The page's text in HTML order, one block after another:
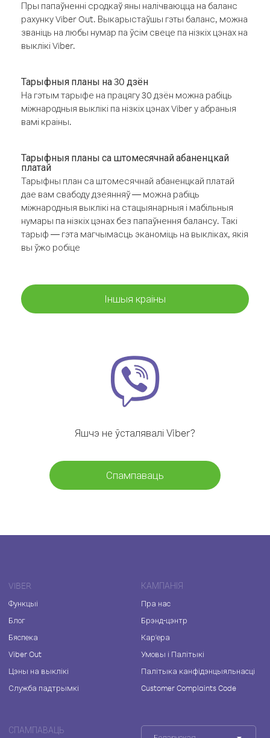
Пры папаўненні сродкаў яны налічваюцца на баланс
рахунку Viber Out. Выкарыстаўшы гэты баланс, можна
званіць на любы нумар па ўсім свеце па нізкіх цэнах на
выклікі Viber.
Тарыфныя планы на 30 дзён
На гэтым тарыфе на працягу 30 дзён можна рабіць
міжнародныя выклікі па нізкіх цэнах Viber у абраныя
вамі краіны.
Тарыфныя планы са штомесячнай абаненцкай
платай
Тарыфны план са штомесячнай абаненцкай платай
дае вам свабоду дзеянняў — можна рабіць
міжнародныя выклікі на стацыянарныя і мабільныя
нумары па нізкіх цэнах без папаўнення балансу. Такі
тарыф — гэта магчымасць эканоміць на выкліках, якія
вы ўжо робіце
Іншыя краіны
Яшчэ не ўсталявалі Viber?
Спампаваць
VIBER
Функцыі
Блог
Бяспека
Viber Out
Цэны на выклікі
Служба падтрымкі
КАМПАНІЯ
Пра нас
Брэнд-цэнтр
Кар'ера
Умовы і Палітыкі
Палітыка канфідэнцыяльнасці
Customer Complaints Code
СПАМПАВАЦЬ